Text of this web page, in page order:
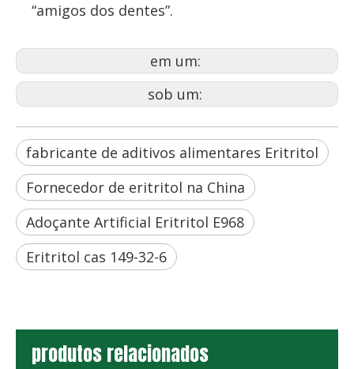
“amigos dos dentes”.
em um:
sob um:
fabricante de aditivos alimentares Eritritol
Fornecedor de eritritol na China
Adoçante Artificial Eritritol E968
Eritritol cas 149-32-6
produtos relacionados